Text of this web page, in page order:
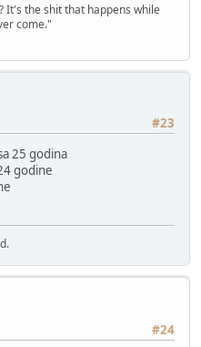
It's the shit that happens while
come."
#23
25 godina
godine
#24